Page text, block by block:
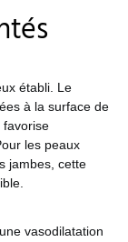
établi. Le
à la surface de
favorise
les peaux
jambes, cette
vasodilatation